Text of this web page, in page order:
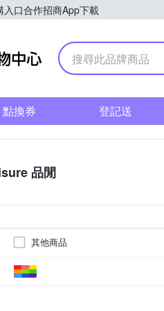
入口合作招商App下載
Yahoo購物中心
點換券 登記送
品閒
其他商品